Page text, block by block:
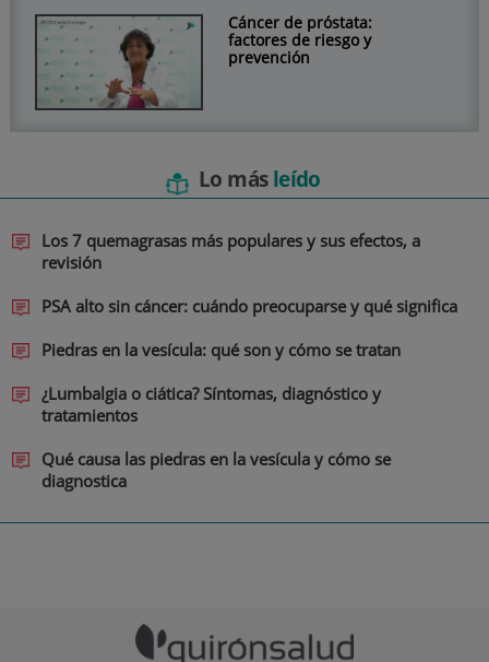
Cáncer de próstata:
factores de riesgo y
prevención
Lo másleído
Los 7 quemagrasas más populares y sus efectos, a
revisión
PSA alto sin cáncer: cuándo preocuparse y qué significa
Piedras en la vesícula: qué son y cómo se tratan
¿Lumbalgia o ciática? Síntomas, diagnóstico y
tratamientos
Qué causa las piedras en la vesícula y cómo se
diagnostica